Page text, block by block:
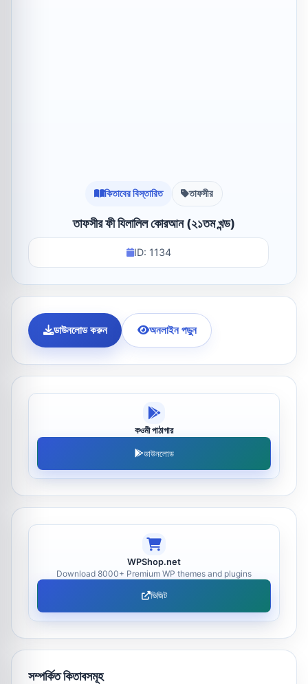
কিতাবের বিস্তারিত তাফসীর
তাফসীর ফী যিলালিল কোরআন (২১তম খন্ড)
ID: 1134
ডাউনলোড করুন অনলাইন পড়ুন
কওমী পাঠাগার
ডাউনলোড
WPShop.net
Download 8000+ Premium WP themes and plugins
ভিজিট
সম্পর্কিত কিতাবসমূহ